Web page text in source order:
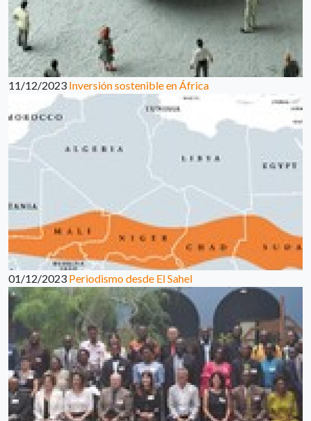
11/12/2023 Inversión sostenible en África
01/12/2023 Periodismo desde El Sahel